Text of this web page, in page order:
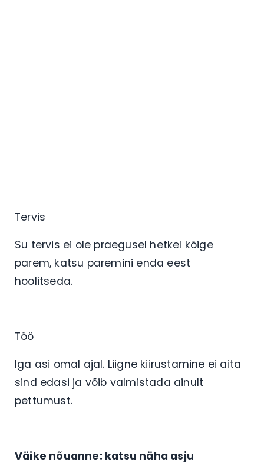
Tervis
Su tervis ei ole praegusel hetkel kõige
parem, katsu paremini enda eest
hoolitseda.
Töö
Iga asi omal ajal. Liigne kiirustamine ei aita
sind edasi ja võib valmistada ainult
pettumust.
Väike nõuanne: katsu näha asju